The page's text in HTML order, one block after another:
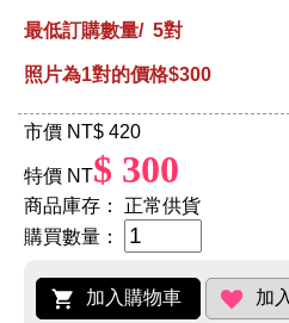
最低訂購數量/ 5對
照片為1對的價格$300
市價 NT$ 420
特價 NT$ 300
商品庫存：
正常供貨
購買數量：